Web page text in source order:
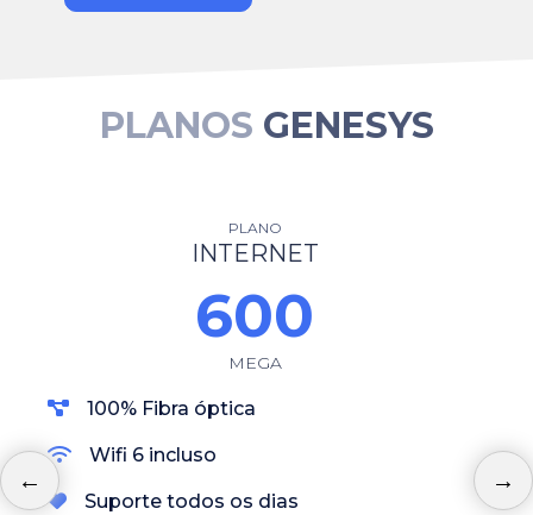
PLANOS GENESYS
PLANO
INTERNET
600
MEGA
100% Fibra óptica
Wifi 6 incluso
Suporte todos os dias